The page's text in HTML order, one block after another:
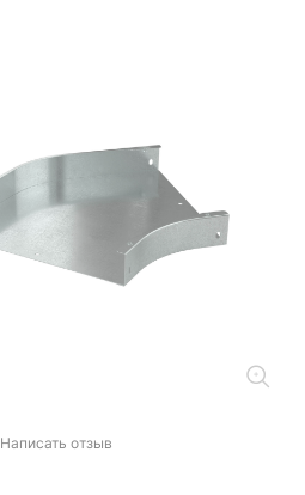
Написать отзыв